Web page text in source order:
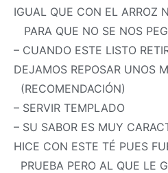
IGUAL QUE CON EL ARROZ
PARA QUE NO SE NOS
– CUANDO ESTE LISTO
DEJAMOS REPOSAR UNOS
(RECOMENDACIÓN)
– SERVIR TEMPLADO
– SU SABOR ES MUY
HICE CON ESTE TÉ PUES
PRUEBA PERO AL QUE LE